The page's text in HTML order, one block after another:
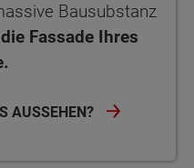
Bausubstanz
Fassade Ihres
AUSSEHEN?